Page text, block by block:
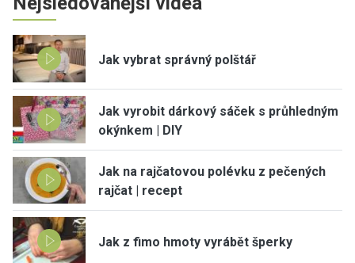
Jak vybrat správný polštář
Jak vyrobit dárkový sáček s průhledným
okýnkem | DIY
Jak na rajčatovou polévku z pečených
rajčat | recept
Jak z fimo hmoty vyrábět šperky